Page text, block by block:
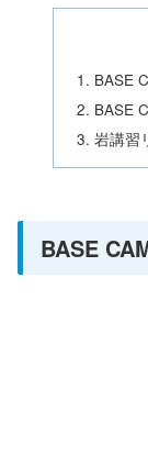
BASE
BASE
岩講習
BASE